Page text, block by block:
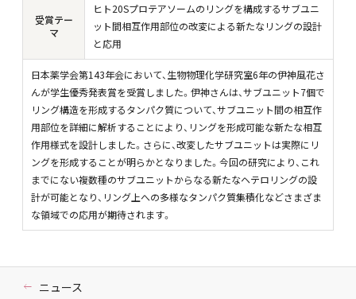
受賞テー
マ
ヒト20Sプロテアソームのリングを構成するサブユニ
ット間相互作用部位の改変による新たなリングの設計
と応用
日本薬学会第143年会において、生物物理化学研究室6年の伊神風花さ
んが学生優秀発表賞を受賞しました。伊神さんは、サブユニット7個で
リング構造を形成するタンパク質について、サブユニット間の相互作
用部位を詳細に解析することにより、リングを形成可能な新たな相互
作用様式を設計しました。さらに、改変したサブユニットは実際にリ
ングを形成することが明らかとなりました。今回の研究により、これ
までにない複数種のサブユニットからなる新たなヘテロリングの設
計が可能となり、リング上への多様なタンパク質集積化などさまざま
な領域での応用が期待されます。
ニュース